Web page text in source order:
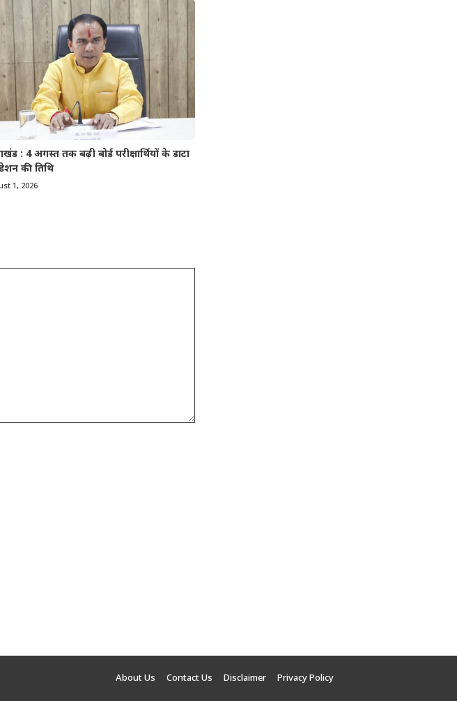
: 4 अगस्त तक बढ़ी बोर्ड परीक्षार्थियों के डाटा
की तिथि
1, 2026
About Us Contact Us Disclaimer Privacy Policy